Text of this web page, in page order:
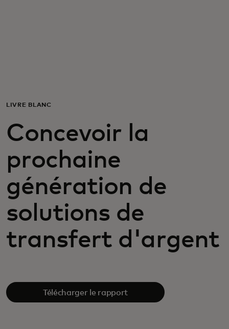
Actualités et tendances
LIVRE BLANC
Concevoir la
prochaine
génération de
solutions de
transfert d'argent
Télécharger le rapport